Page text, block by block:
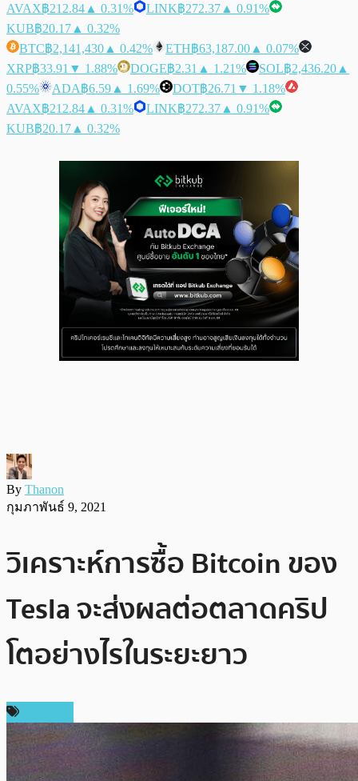
AVAX฿212.84 ▲ 0.31% LINK฿272.37 ▲ 0.91%
KUB฿20.17 ▲ 0.32%
BTC฿2,141,430 ▲ 0.42% ETH฿63,187.00 ▲ 0.07%
XRP฿33.91 ▼ 1.88% DOGE฿2.31 ▲ 1.21% SOL฿2,436.20 ▲
0.55%
ADA฿6.59 ▲ 1.69% DOT฿26.71 ▼ 1.18%
AVAX฿212.84 ▲ 0.31% LINK฿272.37 ▲ 0.91%
KUB฿20.17 ▲ 0.32%
By Thanon
กุมภาพันธ์ 9, 2021
วิเคราะห์การซื้อ Bitcoin ของ
Tesla จะส่งผลต่อตลาดคริป
โตอย่างไรในระยะยาว